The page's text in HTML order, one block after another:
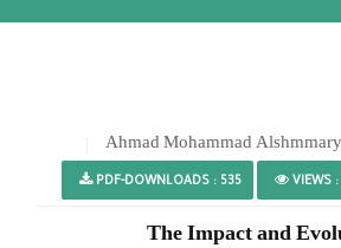
أخلاقيات النشر
VIEWS :
PDF-DOWNLOADS : 535
The Impact and